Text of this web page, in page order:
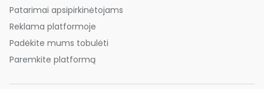
Patarimai apsipirkinėtojams
Reklama platformoje
Padėkite mums tobulėti
Paremkite platformą